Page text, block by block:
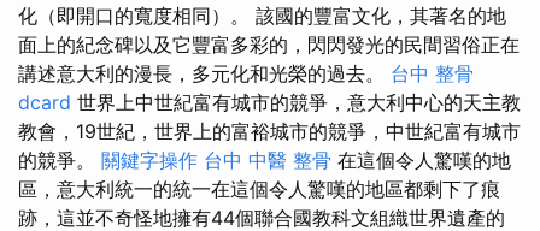
化（即開口的寬度相同）。 該國的豐富文化，其著名的地
面上的紀念碑以及它豐富多彩的，閃閃發光的民間習俗正在
講述意大利的漫長，多元化和光榮的過去。 台中 整骨
dcard 世界上中世紀富有城市的競爭，意大利中心的天主教
教會，19世紀，世界上的富裕城市的競爭，中世紀富有城市
的競爭。 關鍵字操作 台中 中醫 整骨 在這個令人驚嘆的地
區，意大利統一的統一在這個令人驚嘆的地區都剩下了痕
跡，這並不奇怪地擁有44個聯合國教科文組織世界遺產的